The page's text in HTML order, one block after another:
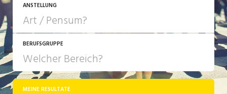
ANSTELLUNG
JOB-TYP
Festanstellung
BERUFSGRUPPE
MEINE RESULTATE